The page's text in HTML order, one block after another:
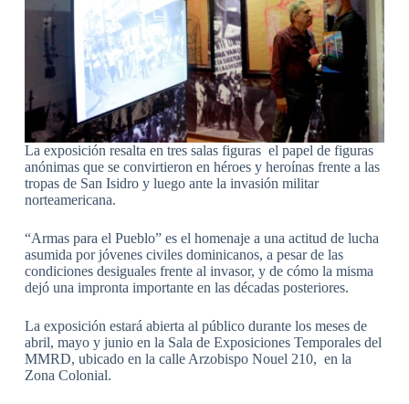
La exposición resalta en tres salas figuras el papel de figuras
anónimas que se convirtieron en héroes y heroínas frente a las
tropas de San Isidro y luego ante la invasión militar
norteamericana.
“Armas para el Pueblo” es el homenaje a una actitud de lucha
asumida por jóvenes civiles dominicanos, a pesar de las
condiciones desiguales frente al invasor, y de cómo la misma
dejó una impronta importante en las décadas posteriores.
La exposición estará abierta al público durante los meses de
abril, mayo y junio en la Sala de Exposiciones Temporales del
MMRD, ubicado en la calle Arzobispo Nouel 210, en la
Zona Colonial.